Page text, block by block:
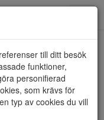
till ditt besök
funktioner,
personifierad
som krävs för
typ av cookies du vill